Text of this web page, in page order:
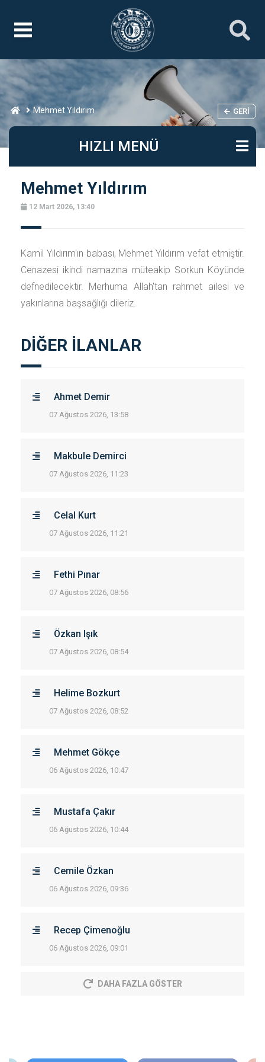
Mehmet Yıldırım GERI
HIZLI MENÜ
Mehmet Yıldırım
12 Mart 2026, 13:40
Kamil Yıldırım'ın babası, Mehmet Yıldırım vefat etmiştir.
Cenazesi ikindi namazına müteakip Sorkun Köyünde
defnedilecektir. Merhuma Allah'tan rahmet ailesi ve
yakınlarına başsağlığı dileriz.
DİĞER İLANLAR
Ahmet Demir
07 Ağustos 2026, 13:58
Makbule Demirci
07 Ağustos 2026, 11:23
Celal Kurt
07 Ağustos 2026, 11:21
Fethi Pınar
07 Ağustos 2026, 08:56
Özkan Işık
07 Ağustos 2026, 08:54
Helime Bozkurt
07 Ağustos 2026, 08:52
Mehmet Gökçe
06 Ağustos 2026, 10:47
Mustafa Çakır
06 Ağustos 2026, 10:44
Cemile Özkan
06 Ağustos 2026, 09:36
Recep Çimenoğlu
06 Ağustos 2026, 09:01
DAHA FAZLA GÖSTER